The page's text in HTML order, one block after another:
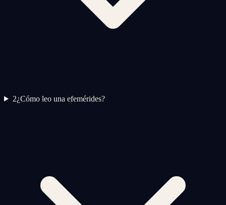
2¿Cómo leo una efemérides?